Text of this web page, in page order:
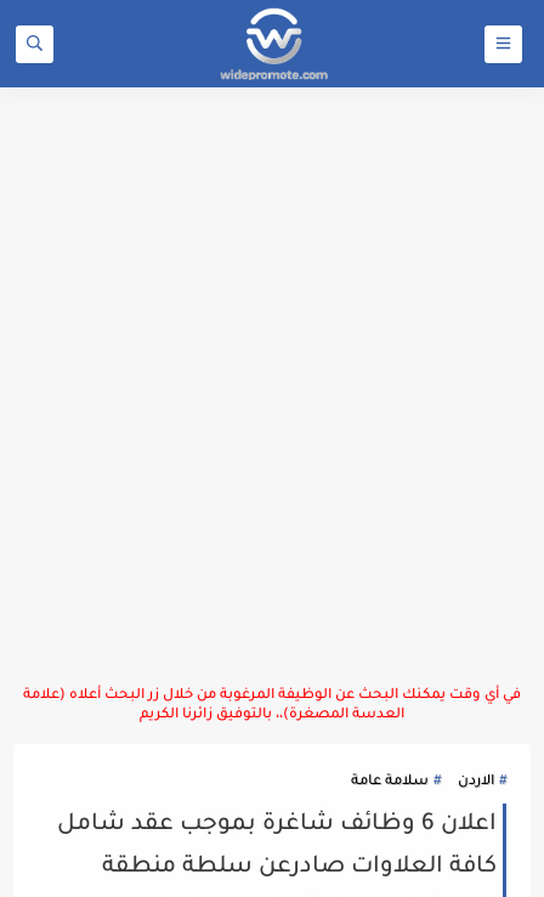
في أي وقت يمكنك البحث عن الوظيفة المرغوبة من خلال زر البحث أعلاه (علامة
العدسة المصغرة)،، بالتوفيق زائرنا الكريم
الاردن سلامة عامة
اعلان 6 وظائف شاغرة بموجب عقد شامل
كافة العلاوات صادرعن سلطة منطقة